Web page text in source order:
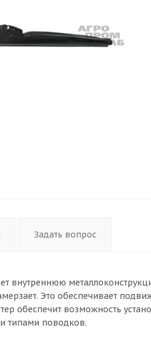
Задать вопрос
внутреннюю
Это обеспечивает
обеспечит возможность
типами поводков.